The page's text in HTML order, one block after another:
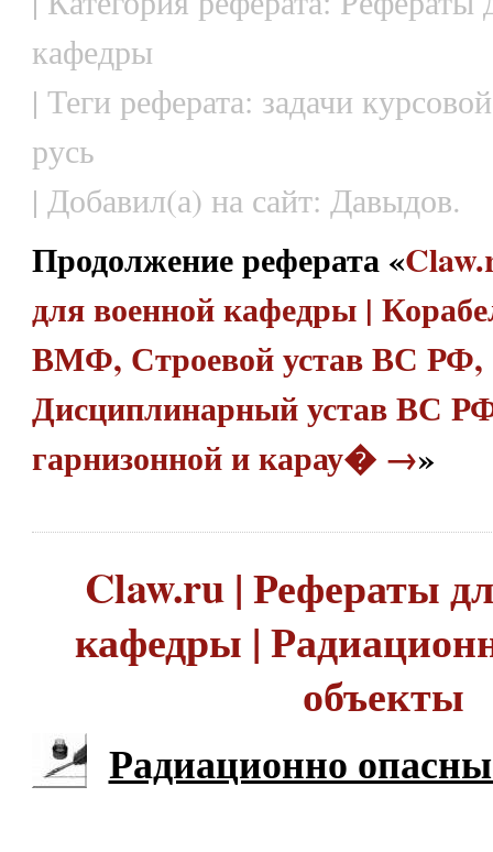
кафедры
| Теги реферата: задачи
русь
| Добавил(а) на сайт: Давыдов.
Продолжение реферата «
для военной кафедры |
ВМФ, Строевой устав ВС РФ,
Дисциплинарный устав ВС
гарнизонной и карау� →»
Claw.ru | Рефераты
кафедры |
объекты
Радиационно